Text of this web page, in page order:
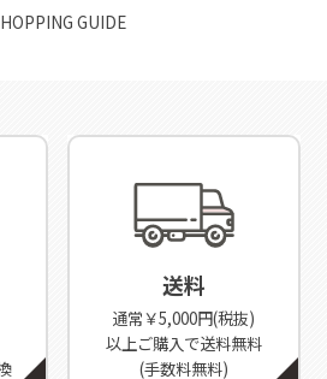
GUIDE
送料
通常￥5,000円(税抜)
以上ご購入で送料無料
(手数料無料)